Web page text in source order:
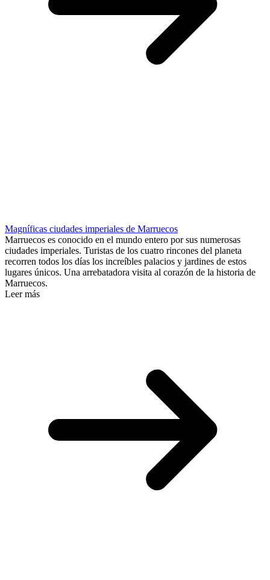
Magníficas ciudades imperiales de Marruecos
Marruecos es conocido en el mundo entero por sus numerosas
ciudades imperiales. Turistas de los cuatro rincones del planeta
recorren todos los días los increíbles palacios y jardines de estos
lugares únicos. Una arrebatadora visita al corazón de la historia de
Marruecos.
Leer más